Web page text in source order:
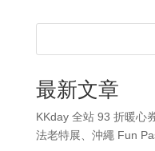
最新文章
KKday 全站 93 折暖心
法老特展、沖繩 Fun